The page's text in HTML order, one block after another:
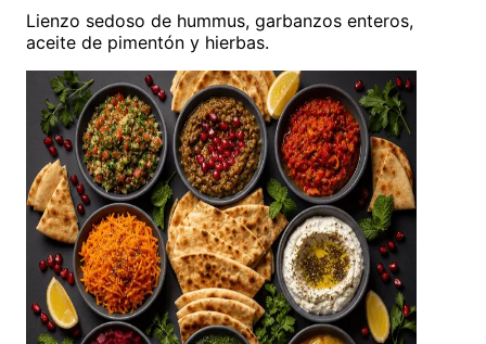
Lienzo sedoso de hummus, garbanzos enteros,
aceite de pimentón y hierbas.